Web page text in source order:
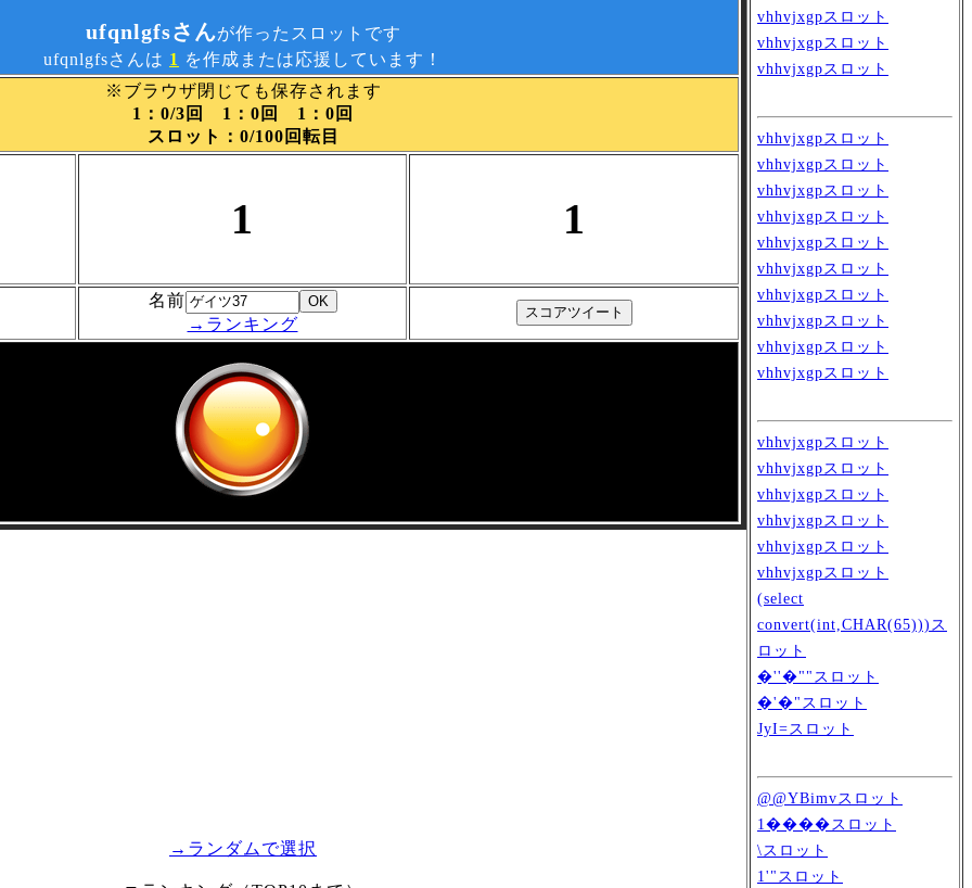
ufqnlgfsさんが作ったスロットです
ufqnlgfsさんは 1 を作成または応援しています！
※ブラウザ閉じても保存されます
1：0/3回 1：0回 1：0回
スロット：0/100回転目
1 1
名前
→ランキング
→ランダムで選択
vhhvjxgpスロット
vhhvjxgpスロット
vhhvjxgpスロット
vhhvjxgpスロット
vhhvjxgpスロット
vhhvjxgpスロット
vhhvjxgpスロット
vhhvjxgpスロット
vhhvjxgpスロット
vhhvjxgpスロット
vhhvjxgpスロット
vhhvjxgpスロット
vhhvjxgpスロット
vhhvjxgpスロット
vhhvjxgpスロット
vhhvjxgpスロット
vhhvjxgpスロット
vhhvjxgpスロット
vhhvjxgpスロット
(select
convert(int,CHAR(65)))ス
ロット
�''�""スロット
�'�"スロット
JyI=スロット
@@YBimvスロット
1����スロット
\スロット
1'"スロット